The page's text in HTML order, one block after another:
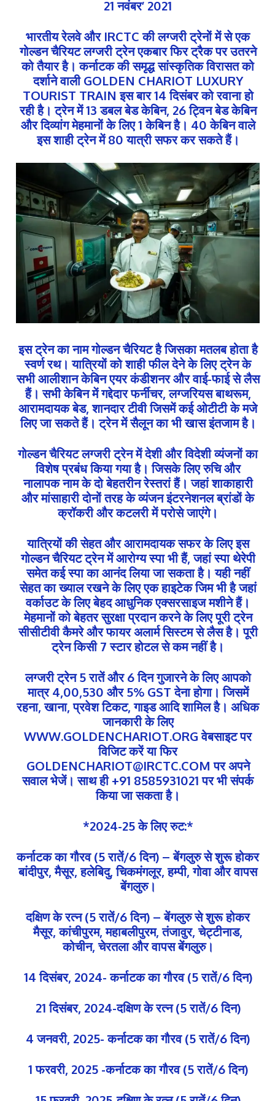
21 नवंबर’ 2021
भारतीय रेलवे और IRCTC की लग्जरी ट्रेनों में से एक
गोल्डन चैरियट लग्जरी ट्रेन एकबार फिर ट्रैक पर उतरने
को तैयार है। कर्नाटक की समृद्ध सांस्कृतिक विरासत को
दर्शाने वाली GOLDEN CHARIOT LUXURY
TOURIST TRAIN इस बार 14 दिसंबर को रवाना हो
रही है। ट्रेन में 13 डबल बेड केबिन, 26 ट्विन बेड केबिन
और दिव्यांग मेहमानों के लिए 1 केबिन है। 40 केबिन वाले
इस शाही ट्रेन में 80 यात्री सफर कर सकते हैं।
इस ट्रेन का नाम गोल्डन चैरियट है जिसका मतलब होता है
स्वर्ण रथ। यात्रियों को शाही फील देने के लिए ट्रेन के
सभी आलीशान केबिन एयर कंडीशनर और वाई-फाई से लैस
हैं। सभी केबिन में गद्देदार फर्नीचर, लग्जरियस बाथरूम,
आरामदायक बेड, शानदार टीवी जिसमें कई ओटीटी के मजे
लिए जा सकते हैं। ट्रेन में सैलून का भी खास इंतजाम है।
गोल्डन चैरियट लग्जरी ट्रेन में देशी और विदेशी व्यंजनों का
विशेष प्रबंध किया गया है। जिसके लिए रुचि और
नालापक नाम के दो बेहतरीन रेस्तरां हैं। जहां शाकाहारी
और मांसाहारी दोनों तरह के व्यंजन इंटरनेशनल ब्रांडों के
क्रॉकरी और कटलरी में परोसे जाएंगे।
यात्रियों की सेहत और आरामदायक सफर के लिए इस
गोल्डन चैरियट ट्रेन में आरोग्य स्पा भी हैं, जहां स्पा थेरेपी
समेत कई स्पा का आनंद लिया जा सकता है। यही नहीं
सेहत का ख्याल रखने के लिए एक हाइटेक जिम भी है जहां
वर्काउट के लिए बेहद आधुनिक एक्सरसाइज मशीने हैं।
मेहमानों को बेहतर सुरक्षा प्रदान करने के लिए पूरी ट्रेन
सीसीटीवी कैमरे और फायर अलार्म सिस्टम से लैस है। पूरी
ट्रेन किसी 7 स्टार होटल से कम नहीं है।
लग्जरी ट्रेन 5 रातें और 6 दिन गुजारने के लिए आपको
मात्र 4,00,530 और 5% GST देना होगा। जिसमें
रहना, खाना, प्रवेश टिकट, गाइड आदि शामिल है। अधिक
जानकारी के लिए
WWW.GOLDENCHARIOT.ORG वेबसाइट पर
विजिट करें या फिर
GOLDENCHARIOT@IRCTC.COM पर अपने
सवाल भेजें। साथ ही +91 8585931021 पर भी संपर्क
किया जा सकता है।
*2024-25 के लिए रुट:*
कर्नाटक का गौरव (5 रातें/6 दिन) – बेंगलुरु से शुरू होकर
बांदीपुर, मैसूर, हलेबिदु, चिकमंगलूर, हम्पी, गोवा और वापस
बेंगलुरु।
दक्षिण के रत्न (5 रातें/6 दिन) – बेंगलुरु से शुरू होकर
मैसूर, कांचीपुरम, महाबलीपुरम, तंजावुर, चेट्टीनाड,
कोचीन, चेरतला और वापस बेंगलुरु।
14 दिसंबर, 2024- कर्नाटक का गौरव (5 रातें/6 दिन)
21 दिसंबर, 2024-दक्षिण के रत्न (5 रातें/6 दिन)
4 जनवरी, 2025- कर्नाटक का गौरव (5 रातें/6 दिन)
1 फरवरी, 2025 -कर्नाटक का गौरव (5 रातें/6 दिन)